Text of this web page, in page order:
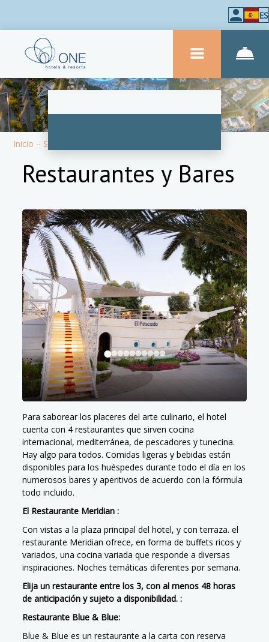
ES
Inicio – Sobre el hotel
Restaurantes y Bares
Para saborear los placeres del arte culinario, el hotel
cuenta con 4 restaurantes que sirven cocina
internacional, mediterránea, de pescadores y tunecina.
Hay algo para todos. Comidas ligeras y bebidas están
disponibles para los huéspedes durante todo el día en los
numerosos bares y aperitivos de acuerdo con la fórmula
todo incluido.
El Restaurante Meridian :
Con vistas a la plaza principal del hotel, y con terraza. el
restaurante Meridian ofrece, en forma de buffets ricos y
variados, una cocina variada que responde a diversas
inspiraciones. Noches temáticas diferentes por semana.
Elija un restaurante entre los 3, con al menos 48 horas
de anticipación y sujeto a disponibilidad. :
Restaurante Blue & Blue:
Blue & Blue es un restaurante a la carta con reserva